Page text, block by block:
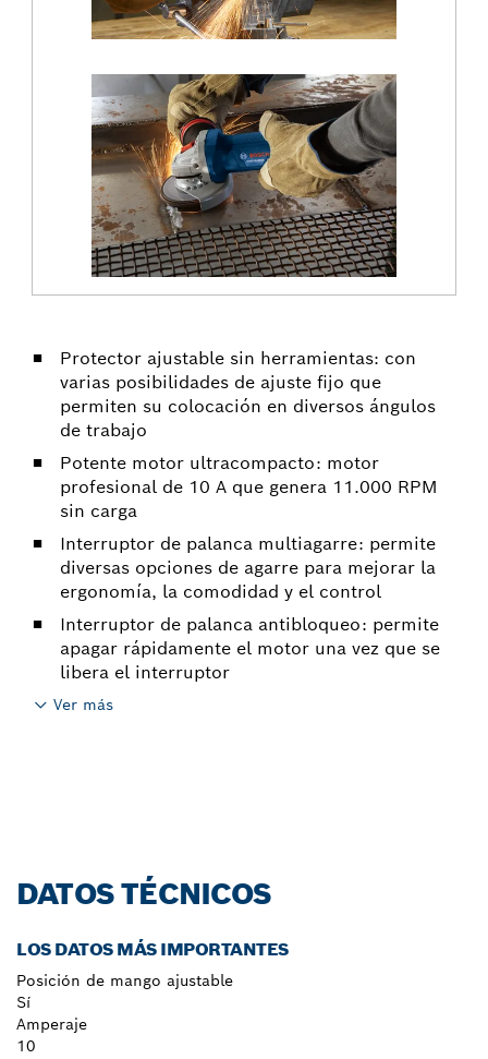
Protector ajustable sin herramientas: con
varias posibilidades de ajuste fijo que
permiten su colocación en diversos ángulos
de trabajo
Potente motor ultracompacto: motor
profesional de 10 A que genera 11.000 RPM
sin carga
Interruptor de palanca multiagarre: permite
diversas opciones de agarre para mejorar la
ergonomía, la comodidad y el control
Interruptor de palanca antibloqueo: permite
apagar rápidamente el motor una vez que se
libera el interruptor
Ver más
DATOS TÉCNICOS
LOS DATOS MÁS IMPORTANTES
Posición de mango ajustable
Sí
Amperaje
10